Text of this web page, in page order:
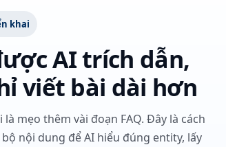
khai
AI trích dẫn,
viết bài dài hơn
là mẹo thêm vài đoạn FAQ. Đây là cách
nội dung để AI hiểu đúng entity, lấy